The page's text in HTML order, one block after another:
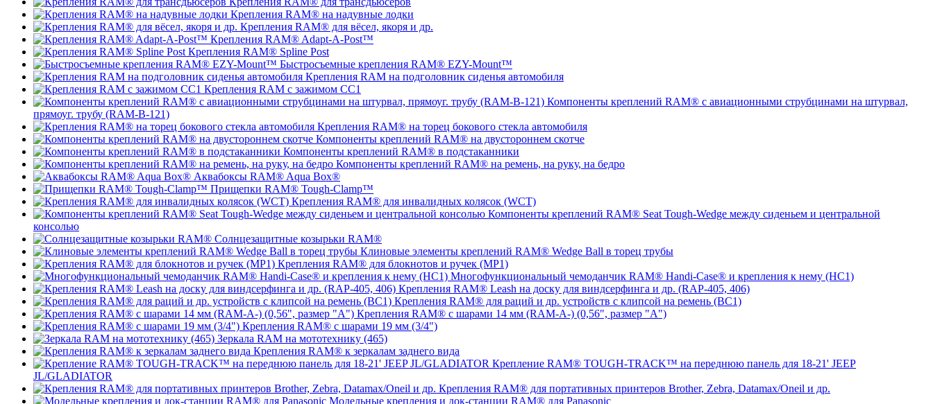
Крепления RAM® на надувные лодки
Крепления RAM® для вёсел, якоря и др.
Крепления RAM® Adapt-A-Post™
Крепления RAM® Spline Post
Быстросъемные крепления RAM® EZY-Mount™
Крепления RAM на подголовник сиденья автомобиля
Крепления RAM с зажимом СС1
Компоненты креплений RAM® с авиационными струбцинами на штурвал,
прямоуг. трубу (RAM-B-121)
Крепления RAM® на торец бокового стекла автомобиля
Компоненты креплений RAM® на двустороннем скотче
Компоненты креплений RAM® в подстаканники
Компоненты креплений RAM® на ремень, на руку, на бедро
Аквабоксы RAM® Aqua Box®
Прищепки RAM® Tough-Clamp™
Крепления RAM® для инвалидных колясок (WCT)
Компоненты креплений RAM® Seat Tough-Wedge между сиденьем и центральной
консолью
Солнцезащитные козырьки RAM®
Клиновые элементы креплений RAM® Wedge Ball в торец трубы
Крепления RAM® для блокнотов и ручек (MP1)
Многофункциональный чемоданчик RAM® Handi-Case® и крепления к нему (HC1)
Крепления RAM® Leash на доску для виндсерфинга и др. (RAP-405, 406)
Крепления RAM® для раций и др. устройств с клипсой на ремень (BC1)
Крепления RAM® с шарами 14 мм (RAM-A-) (0,56", размер "A")
Крепления RAM® с шарами 19 мм (3/4")
Зеркала RAM на мототехнику (465)
Крепления RAM® к зеркалам заднего вида
Крепление RAM® TOUGH-TRACK™ на переднюю панель для 18-21' JEEP
JL/GLADIATOR
Крепления RAM® для портативных принтеров Brother, Zebra, Datamax/Oneil и др.
Модельные крепления и док-станции RAM® для Panasonic